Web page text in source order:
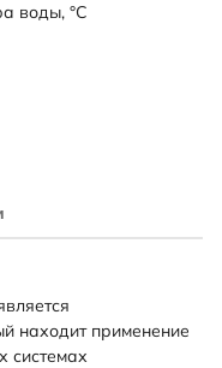
воды, °C
находит применение
системах